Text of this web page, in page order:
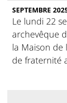
SEPTEMBRE
Le lundi 22
archevêque
la Maison de
de fraternité